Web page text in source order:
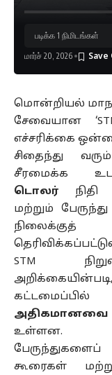
மார்ச் 20, 2026
படிக்க 1 நிமிடங்கள்
மொன்றியல்
சேவையான
எச்சரிக்கை
சிதைந்து
சீரமைக்க
டொலர் நிதி
மற்றும்
STM
கட்டமைப்பில்
அதிகமானவை
உள்ளன.
கூரைகள்